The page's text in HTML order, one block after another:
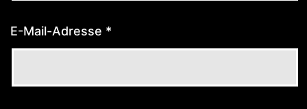
E-Mail-Adresse *